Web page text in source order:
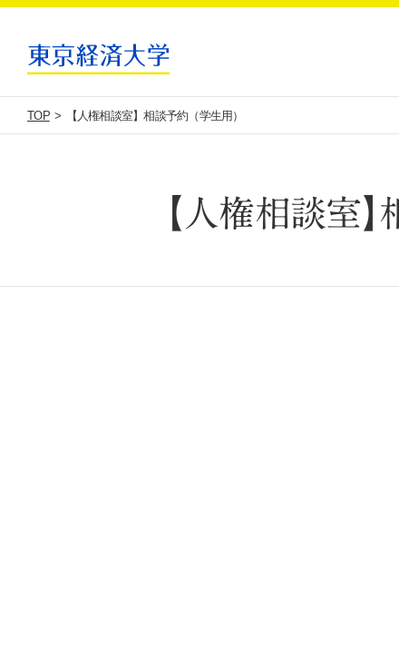
TOP 【人権相談室】相談予約（学生用）
【人権相談室】